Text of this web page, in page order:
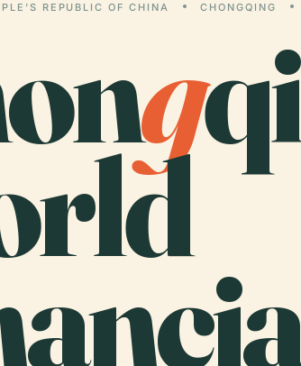
REPUBLIC OF CHINA CHONGQING
g